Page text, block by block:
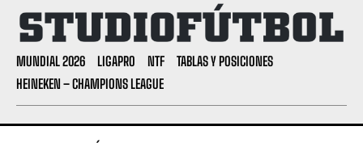
MUNDIAL 2026 LIGAPRO NTF
TABLAS Y POSICIONES
HEINEKEN – CHAMPIONS LEAGUE